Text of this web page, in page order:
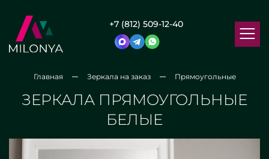
+7 (812) 509-12-40
Главная Зеркала на заказ Прямоугольные
ЗЕРКАЛА ПРЯМОУГОЛЬНЫЕ
БЕЛЫЕ